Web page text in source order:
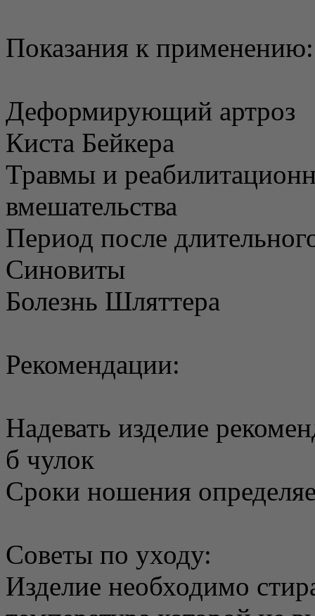
Показания к применению:
Деформирующий артроз
Киста Бейкера
Травмы и
вмешательства
Период после
Синовиты
Болезнь Шляттера
Рекомендации:
Надевать изделие
б чулок
Сроки ношения
Советы по уходу:
Изделие необходимо